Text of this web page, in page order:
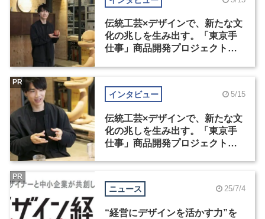
伝統工芸×デザインで、新たな文
化の兆しを生み出す。「東京手
仕事」商品開発プロジェクト受
インタビュー 5/15
伝統工芸×デザインで、新たな文
化の兆しを生み出す。「東京手
仕事」商品開発プロジェクト受
PR
ニュース 25/7/4
“経営にデザインを活かす力”を
PR